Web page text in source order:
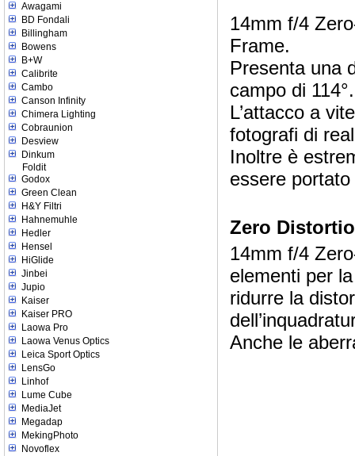
Awagami
BD Fondali
Billingham
Bowens
B+W
Calibrite
Cambo
Canson Infinity
Chimera Lighting
Cobraunion
Desview
Dinkum
Foldit
Godox
Green Clean
H&Y Filtri
Hahnemuhle
Hedler
Hensel
HiGlide
Jinbei
Jupio
Kaiser
Kaiser PRO
Laowa Pro
Laowa Venus Optics
Leica Sport Optics
LensGo
Linhof
Lume Cube
MediaJet
Megadap
MekingPhoto
Novoflex
14mm f/4
Frame.
Presenta una
campo di 114°.
L’attacco a
fotografi di
Inoltre è
essere
Zero
14mm f/4
elementi per
ridurre la
Anche le